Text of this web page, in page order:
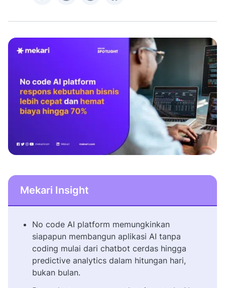
Mekari Insight
No code AI platform memungkinkan
siapapun membangun aplikasi AI tanpa
coding mulai dari chatbot cerdas hingga
predictive analytics dalam hitungan hari,
bukan bulan.